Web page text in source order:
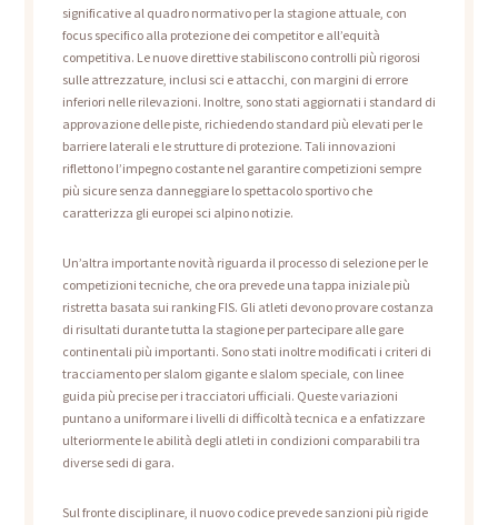
significative al quadro normativo per la stagione attuale, con
focus specifico alla protezione dei competitor e all’equità
competitiva. Le nuove direttive stabiliscono controlli più rigorosi
sulle attrezzature, inclusi sci e attacchi, con margini di errore
inferiori nelle rilevazioni. Inoltre, sono stati aggiornati i standard di
approvazione delle piste, richiedendo standard più elevati per le
barriere laterali e le strutture di protezione. Tali innovazioni
riflettono l’impegno costante nel garantire competizioni sempre
più sicure senza danneggiare lo spettacolo sportivo che
caratterizza gli europei sci alpino notizie.
Un’altra importante novità riguarda il processo di selezione per le
competizioni tecniche, che ora prevede una tappa iniziale più
ristretta basata sui ranking FIS. Gli atleti devono provare costanza
di risultati durante tutta la stagione per partecipare alle gare
continentali più importanti. Sono stati inoltre modificati i criteri di
tracciamento per slalom gigante e slalom speciale, con linee
guida più precise per i tracciatori ufficiali. Queste variazioni
puntano a uniformare i livelli di difficoltà tecnica e a enfatizzare
ulteriormente le abilità degli atleti in condizioni comparabili tra
diverse sedi di gara.
Sul fronte disciplinare, il nuovo codice prevede sanzioni più rigide